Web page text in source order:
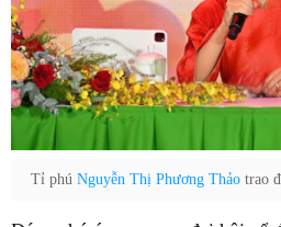
Tỉ phú Nguyễn Thị Phương Thảotrao